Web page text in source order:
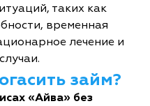
таких как
временная
лечение и
займ?
«Айва» без